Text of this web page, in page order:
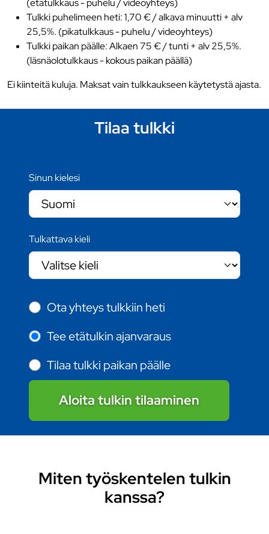
(etätulkkaus - puhelu / videoyhteys)
Tulkki puhelimeen heti: 1,70 € / alkava minuutti + alv
25,5%. (pikatulkkaus - puhelu / videoyhteys)
Tulkki paikan päälle: Alkaen 75 € / tunti + alv 25,5%.
(läsnäolotulkkaus - kokous paikan päällä)
Ei kiinteitä kuluja. Maksat vain tulkkaukseen käytetystä ajasta.
Tilaa tulkki
Sinun kielesi
Tulkattava kieli
Ota yhteys tulkkiin heti
Tee etätulkin ajanvaraus
Tilaa tulkki paikan päälle
Aloita tulkin tilaaminen
Miten työskentelen tulkin
kanssa?